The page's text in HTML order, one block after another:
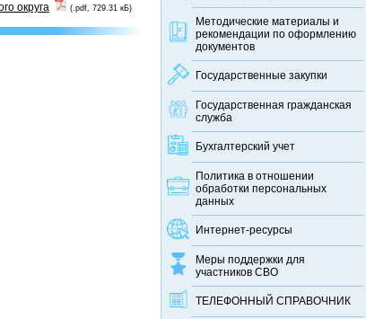
Методические материалы и
рекомендации по оформлению
документов
Государственные закупки
Государственная гражданская
служба
Бухгалтерский учет
Политика в отношении
обработки персональных
данных
Интернет-ресурсы
Меры поддержки для
участников СВО
ТЕЛЕФОННЫЙ CПРАВОЧНИК
округа
(.pdf, 729.31 кБ)